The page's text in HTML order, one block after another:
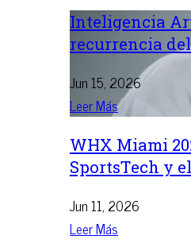
Inteligencia
recurrencia
Jun 15, 2026
Leer Más
WHX Miami
SportsTech y
Jun 11, 2026
Leer Más